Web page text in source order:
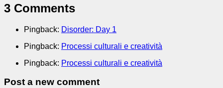
3 Comments
Pingback: Disorder: Day 1
Pingback: Processi culturali e creatività
Pingback: Processi culturali e creatività
Post a new comment